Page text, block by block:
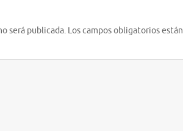
será publicada. Los campos obligatorios están